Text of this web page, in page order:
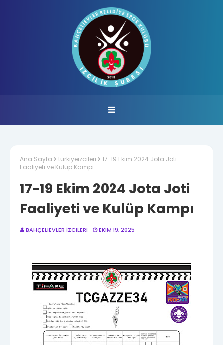
Ana Sayfa türkiyeizcileri
17-19 Ekim 2024 Jota Joti
Faaliyeti ve Kulüp Kampı
17-19 Ekim 2024 Jota Joti
Faaliyeti ve Kulüp Kampı
BAHÇELIEVLER İZCILERI EKIM 19, 2025